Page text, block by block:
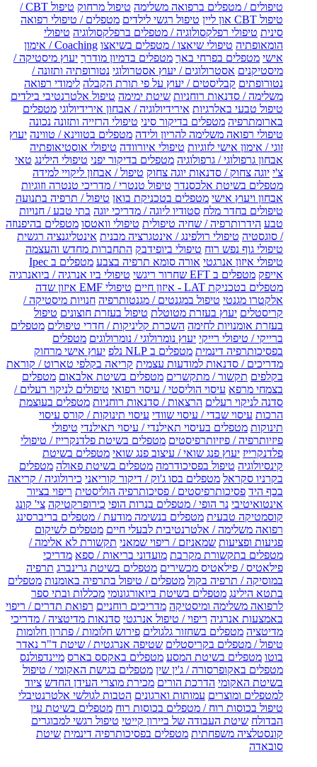
טיפולים / מטפלים ברפואה משלימה טיפול מרחוק
טיפול CBT /
טיפול CBT און ליין
טיפול רגשי לילדים מטפלים / טיפולי רפואה
סינית טיפולי רפלקסולוגיה / מטפלים ברפלקסולוגיה טיפולי
הומאופתיה טיפולי שיאצו / מטפלים בשיאצו
Coaching / אימון
אישי מטפלים בפרחי באך מטפלים בדמיון מודרך יעוץ מיסטיקה /
מיסטיקנים אסטרולוגים / יעוץ אסטרולוגי נטורופתיה ותזונה /
נטורופתים קבליסטים / יעוץ על פי תורת הקבלה לימודי רפואה
משלימה / סדנאות רוחניות שיטת ימימה טיפול אלטרנטיבי בילדים
טיפול טבעי באלרגיות אירידיולוגיה / אבחון אירידיולוגי מטפלים
בארומתרפיה מטפלים בדיקור סיני טיפולי הרזייה ותזונה נכונה
טיפולי רפואה משלימה להריון ולידה מטפלים בטווינא / טווינה יעוץ
זוגי / אימון אישי לזוגיות טיפולי איורוודה טיפולי אוסטיאופתיה
אבחון גרפולוגי / גרפולוגיה מטפלים בדיקור יפני טיפולי הילינג טאי
צ'י יוגה צחוק / סדנאות יוגה צחוק טיפול / אבחון ליקויי למידה
מטפלים בשיטת אלכסנדר טיפול טנטרי / מדריכי טנטרה וזוגיות
אבחון ויעוץ אישי מטפלים בטכניקת בואן טיפול / תרפיה בתנועה
טיפולים בחדר מלח סטודיו ליוגה / מדריכי יוגה בתי טבע / חנויות
טבע הידרותרפיה / שחיה טיפולית טיפולי וואטסו מטפלים בהיפנוזה
/ סוגסטיה טיפולי רולפינג / אינטגרציה מבנית אינטליגנציה רגשית
טיפולי גוף נפש רוח טיפולי ביופידבק התחברות מחדש והעצמה
טיפולי איזון אנרגטי אורה סומא תרפיה בצבע
מטפלים ב Ipec
אייפק מטפלים ב EFT שחרור ריגשי
טיפולי ביו אנרגיה / ביואנרגיה
מטפלים בטכניקת LAT - איזון חיים
טיפולי EMF איזון שדה
אלקטרו מגנטי טיפול במגנטים / מגנטותרפיה חנויות מיסטיקה /
קריסטלים יעוץ בעזרת מטוטלת טיפול בעזרת חוצונים טיפול
בעזרת אומנויות לחימה השכרת קליניקות / חדרי טיפולים מטפלים
ברייקי / טיפולי רייקי יעוץ נומרולוגי / נומרולוגים מטפלים
בפסיכותרפיה דינמית מטפלים ב NLP נלפ
יעוץ אישי מרחוק
מדריכים / סדנאות למודעות עצמית קריאה בקלפי טארוט / קוראת
בקלפים תקשור / מתקשרים מטפלים בשיטת אלבאום מטפלים
בצמחי מרפא עיסוי הוליסטי / עיסוי רפואי טיפולים לניקוי רעלים /
סדנה לניקוי רעלים הרצאות / סדנאות רוחניות מטפלים בעוצמת
הרכות עיסוי שבדי / עיסוי שוודי עיסוי תינוקות / קורס עיסוי
תינוקות מטפלים בעיסוי תאילנדי / עיסוי תאילנדי טיפולי
פיזיותרפיה / פיזיותרפיסטים מטפלים בשיטת פלדנקרייז / טיפולי
פלדנקרייז יעוץ פנג שואי / עיצוב פנג שואי מטפלים בשיטת
קינסיולוגיה טיפול בפסיכודרמה מטפלים בשיטת פאולה מטפלים
בקרניו סקראל מטפלים בסו ג'וק / דיקור קוריאני כירולוגיה / קריאה
בכף היד פסיכותרפיסטים / פסיכותרפיה הוליסטית ריפוי בציור
אינטואיטיבי נר הופי / מטפלים בנרות הופי כירופרקטיקה צי' קונג
קוסמטיקה טבעית מטפלים בנשימה מודעת / מטפלים בריברסינג
רפואה משלימה / אלטרנטיבית לבעלי חיים מטפלים לשיקום
פגיעות ופציעות שמאניזם / ריפוי שמאני תקשורת לא אלימה /
מטפלים בתקשורת מקרבת מועדוני בריאות / ספא מדריכי
פילאטיס / פילאטיס מכשירים מטפלים בשיטת גרינברג תרפיה
במוסיקה / תרפיה בקול מטפלים / טיפול בתרפיה באומנות מטפלים
בתטא הילינג מטפלים בשיטת ביואורגונומי מכללות ובתי ספר
לרפואה משלימה ומיסטיקה מדריכים רוחניים רפואת תדרים / ריפוי
באמצעות אנרגיה ריפוי / טיפול אנרגטי סדנאות מדיטציה / מדריכי
מדיטציה מטפלים בשחזור גלגולים פירוש חלומות / פתרון חלומות
טיפול / מטפלים בקריסטלים שטיפה אנרגטית / שיטת ד"ר נאדר
בוטו מטפלים בשיטת המסע מטפלים באקסס בארס מיינדפולנס
מטפלים באקופרסורה / ג'ין שין מטפלים בגישת האקומי / טיפול
בשיטת האקומי הדרכת הורים מכירת מוצרי העידן החדש ציוד
למטפלים ומוצרים עמותות וארגונים הטבות לגולשי אלטרנטיבלי
טיפול בכוסות רוח / מטפלים בכוסות רוח מטפלים בשיטת עין
הבדולח שיטת העבודה של ביירון קייטי טיפול רגשי למבוגרים
קונסטלציה משפחתית מטפלים בפסיכותרפיה דינמית שיטת
סובאדה